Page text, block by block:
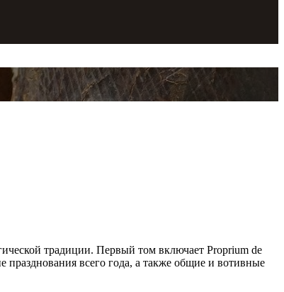
традиции. Первый том включает Proprium de
всего года, а также общие и вотивные